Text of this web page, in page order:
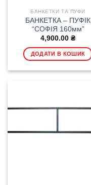
БАНКЕТКИ ТА ПУФИ
БАНКЕТКА – ПУФІК
“СОФІЯ 160мм”
4,900.00 ₴
ДОДАТИ В КОШИК